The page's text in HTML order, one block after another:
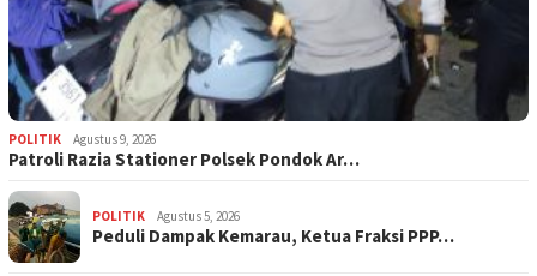
POLITIK Agustus 9, 2026
Patroli Razia Stationer Polsek Pondok Ar…
POLITIK Agustus 5, 2026
‎Peduli Dampak Kemarau, Ketua Fraksi PPP…